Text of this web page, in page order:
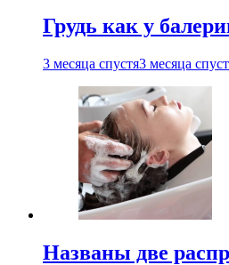
Грудь как у
3 месяца спустя3 месяца
Названы две